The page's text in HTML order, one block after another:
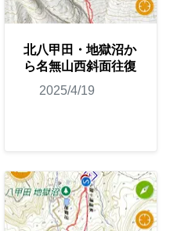
北八甲田・地獄沼か
ら名無山西斜面往復
2025/4/19